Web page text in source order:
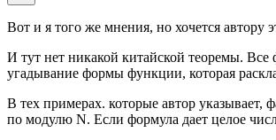
Вот и я того же мнения, но хочется автору
И тут нет никакой китайской теоремы.
угадывание формы функции, которая
В тех примерах. которые автор указывает,
по модулю N. Если формула дает целое